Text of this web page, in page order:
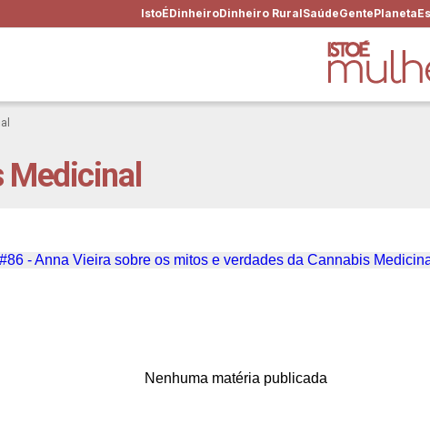
IstoÉDinheiroDinheiro RuralSaúdeGentePlaneta
Medicinal
#86 – Anna
Nenhuma matéria publicada